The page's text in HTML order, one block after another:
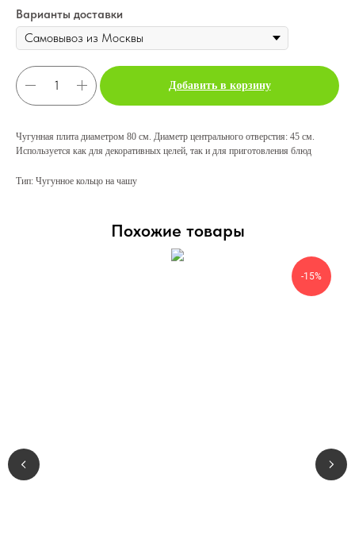
Варианты доставки
Добавить в корзину
Чугунная плита диаметром 80 см. Диаметр центрального отверстия: 45 см.
Используется как для декоративных целей, так и для приготовления блюд
Тип: Чугунное кольцо на чашу
Похожие товары
-15%